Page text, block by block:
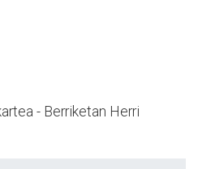
- Berriketan Herri